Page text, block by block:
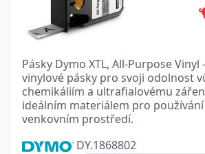
Pásky Dymo XTL, All-Purpose
vinylové pásky pro svoji odolnost
chemikáliím a ultrafialovému
ideálním materiálem pro
venkovním prostředí.
DY.1868802